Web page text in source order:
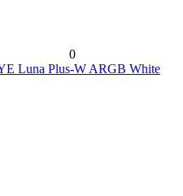
0
Luna Plus-W ARGB White